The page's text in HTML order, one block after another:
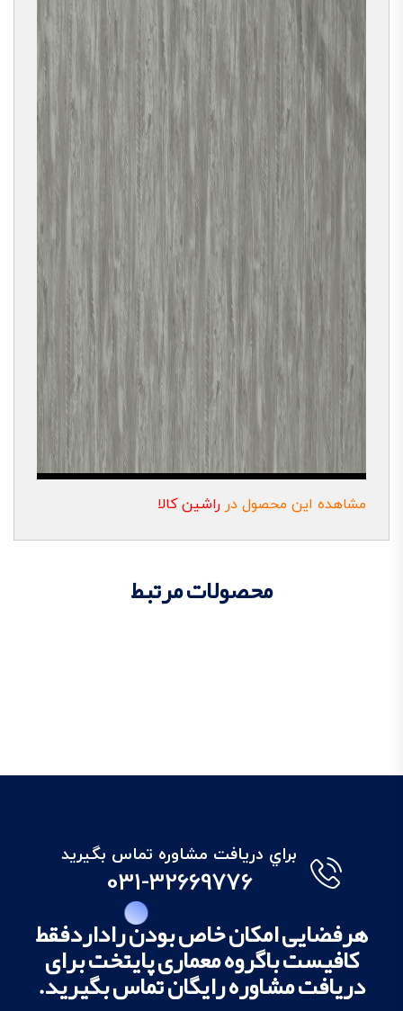
مشاهده این محصول در راشین کالا
محصولات مرتبط
براي دريافت مشاوره تماس بگيريد
031-32669776
هرفضایی امکان خاص بودن راداردفقط
کافیست باگروه معماری پایتخت برای
دریافت مشاوره رایگان تماس بگیرید.